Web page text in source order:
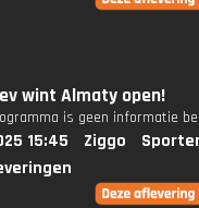
wint Almaty open!
is geen informatie
15:45 Ziggo